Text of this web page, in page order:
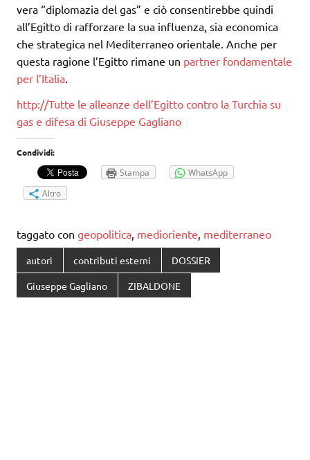
vera “diplomazia del gas” e ciò consentirebbe quindi
all’Egitto di rafforzare la sua influenza, sia economica
che strategica nel Mediterraneo orientale. Anche per
questa ragione l’Egitto rimane un partner fondamentale
per l’Italia.
http://Tutte le alleanze dell’Egitto contro la Turchia su
gas e difesa di Giuseppe Gagliano
Condividi:
Stampa
WhatsApp
Altro
taggato con geopolitica, medioriente, mediterraneo
autori contributi esterni DOSSIER
Giuseppe Gagliano ZIBALDONE